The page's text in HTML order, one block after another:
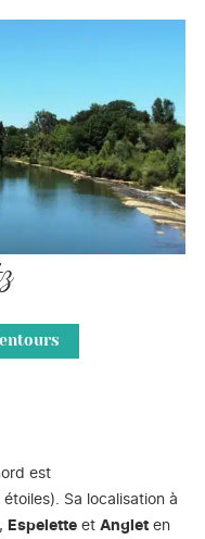
est
étoiles). Sa localisation à
, Espelette et Anglet en